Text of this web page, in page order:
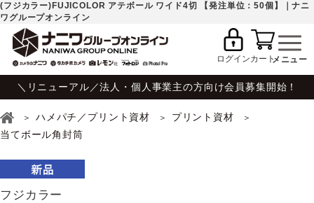
(フジカラー)FUJICOLOR アテボール ワイド4切 【発注単位：50個】｜ナニ
ワグループオンライン
ログインカート
＼リニューアル／法人・個人事業主の方向け会員募集開始！
ハメパチ／プリント資材
プリント資材
当てボール角封筒
フジカラー